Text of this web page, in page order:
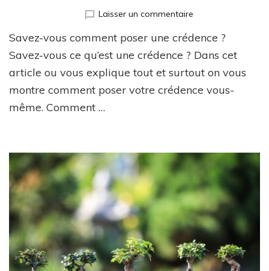
Laisser un commentairesur
une
crédence
pour
une
la
décoration
Savez-vous comment poser une crédence ?
Savez-vous ce qu’est une crédence ? Dans cet
article ou vous explique tout et surtout on vous
montre comment poser votre crédence vous-
même. Comment …